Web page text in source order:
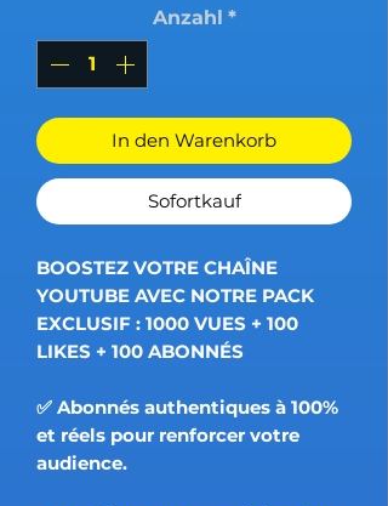
Anzahl *
In den Warenkorb
Sofortkauf
BOOSTEZ VOTRE CHAÎNE
YOUTUBE AVEC NOTRE PACK
EXCLUSIF : 1000 VUES + 100
LIKES + 100 ABONNÉS
✅ Abonnés authentiques à 100%
et réels pour renforcer votre
audience.